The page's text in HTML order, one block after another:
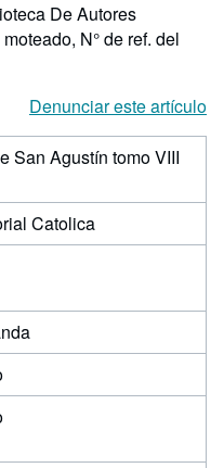
De Autores
N° de ref. del
Denunciar este artículo
San Agustín tomo VIII
Catolica